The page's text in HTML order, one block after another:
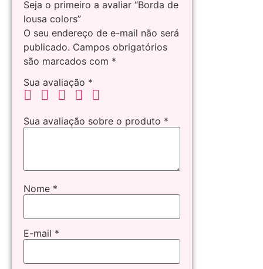
Seja o primeiro a avaliar “Borda de
lousa colors”
O seu endereço de e-mail não será
publicado. Campos obrigatórios
são marcados com *
Sua avaliação *
Sua avaliação sobre o produto *
Nome *
E-mail *